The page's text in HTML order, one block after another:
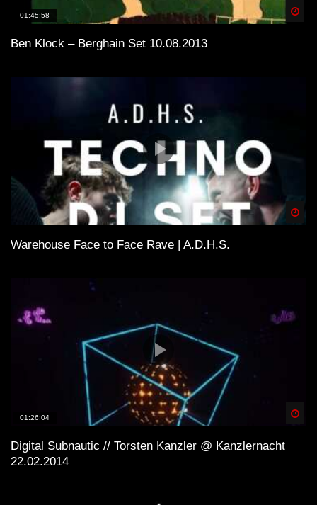
01:45:58
Ben Klock – Berghain Set 10.08.2013
Warehouse Face to Face Rave | A.D.H.S.
01:26:04
Digital Subnautic // Torsten Kanzler @ Kanzlernacht
22.02.2014